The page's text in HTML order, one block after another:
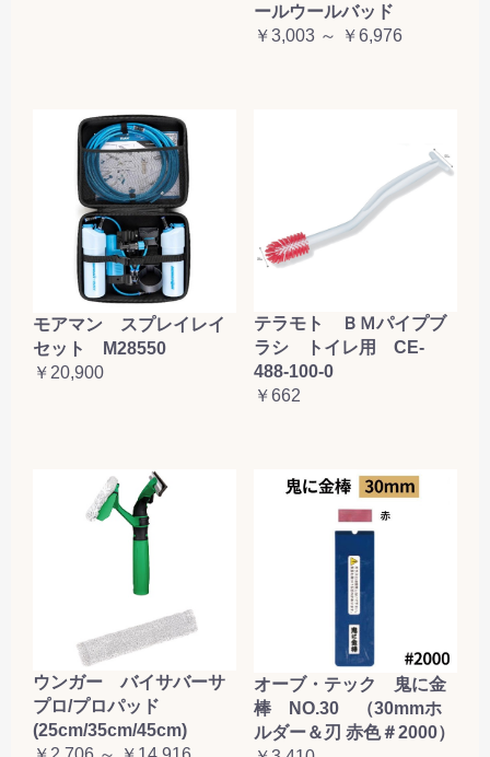
ールウールバッド
￥3,003 ～ ￥6,976
モアマン スプレイレイ
セット M28550
￥20,900
テラモト ＢＭパイプブ
ラシ トイレ用 CE-
488-100-0
￥662
ウンガー バイサバーサ
プロ/プロパッド
(25cm/35cm/45cm)
オーブ・テック 鬼に金
棒 NO.30 （30mmホ
ルダー＆刃 赤色＃2000）